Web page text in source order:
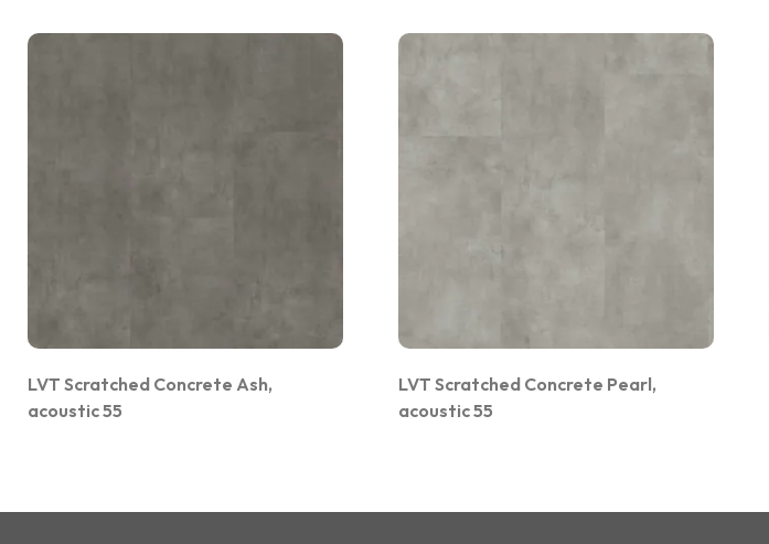
LVT Scratched Concrete Ash,
acoustic 55
LVT Scratched Concrete Pearl,
acoustic 55